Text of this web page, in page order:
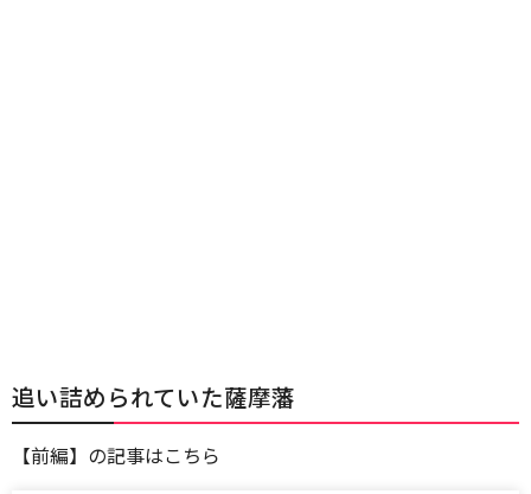
追い詰められていた薩摩藩
【前編】の記事はこちら